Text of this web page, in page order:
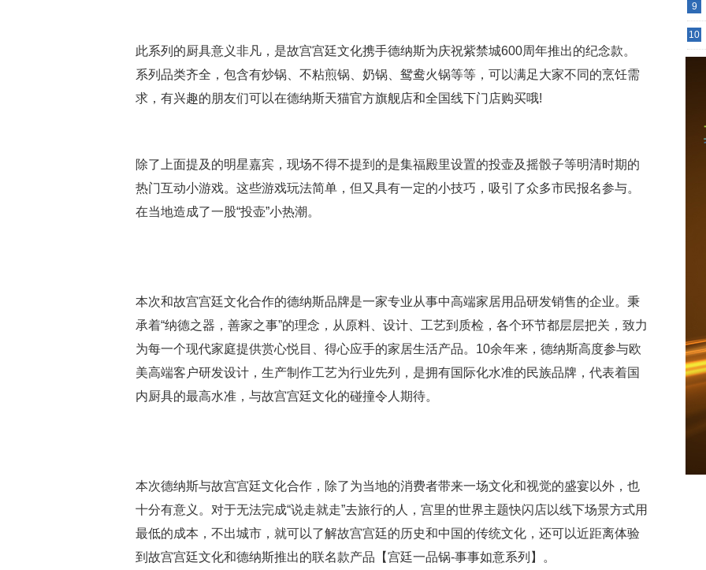
此系列的厨具意义非凡，是故宫宫廷文化携手德纳斯为庆祝紫禁城600周年推出的纪念款。
系列品类齐全，包含有炒锅、不粘煎锅、奶锅、鸳鸯火锅等等，可以满足大家不同的烹饪需
求，有兴趣的朋友们可以在德纳斯天猫官方旗舰店和全国线下门店购买哦!
除了上面提及的明星嘉宾，现场不得不提到的是集福殿里设置的投壶及摇骰子等明清时期的
热门互动小游戏。这些游戏玩法简单，但又具有一定的小技巧，吸引了众多市民报名参与。
在当地造成了一股“投壶”小热潮。
本次和故宫宫廷文化合作的德纳斯品牌是一家专业从事中高端家居用品研发销售的企业。秉
承着“纳德之器，善家之事”的理念，从原料、设计、工艺到质检，各个环节都层层把关，致力
为每一个现代家庭提供赏心悦目、得心应手的家居生活产品。10余年来，德纳斯高度参与欧
美高端客户研发设计，生产制作工艺为行业先列，是拥有国际化水准的民族品牌，代表着国
内厨具的最高水准，与故宫宫廷文化的碰撞令人期待。
本次德纳斯与故宫宫廷文化合作，除了为当地的消费者带来一场文化和视觉的盛宴以外，也
十分有意义。对于无法完成“说走就走”去旅行的人，宫里的世界主题快闪店以线下场景方式用
最低的成本，不出城市，就可以了解故宫宫廷的历史和中国的传统文化，还可以近距离体验
到故宫宫廷文化和德纳斯推出的联名款产品【宫廷一品锅-事事如意系列】。
9
10